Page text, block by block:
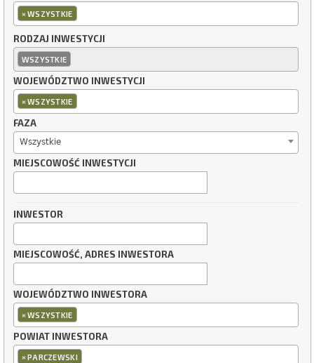
×WSZYSTKIE
RODZAJ INWESTYCJI
WSZYSTKIE
WOJEWÓDZTWO INWESTYCJI
×WSZYSTKIE
FAZA
Wszystkie
MIEJSCOWOŚĆ INWESTYCJI
INWESTOR
MIEJSCOWOŚĆ, ADRES INWESTORA
WOJEWÓDZTWO INWESTORA
×WSZYSTKIE
POWIAT INWESTORA
×PARCZEWSKI